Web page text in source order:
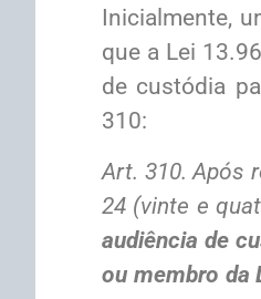
Inicialmente,
que a Lei
de custódia
310:
Art. 310. Após
24 (vinte e
audiência de
ou membro da